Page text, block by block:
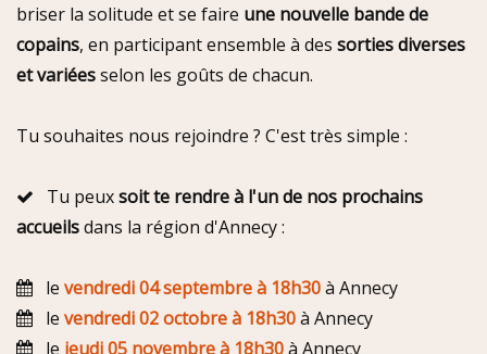
briser la solitude et se faire une nouvelle bande de
copains, en participant ensemble à des sorties diverses
et variéesselon les goûts de chacun.
Tu souhaites nous rejoindre ? C'est très simple :
Tu peuxsoit te rendre à l'un de nos prochains
accueilsdans la région d'Annecy :
le vendredi 04 septembre à 18h30à Annecy
le vendredi 02 octobre à 18h30à Annecy
le jeudi 05 novembre à 18h30à Annecy